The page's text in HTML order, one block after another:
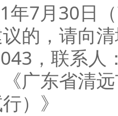
年7月30日
，请向清
，联系人
东省清远
）》